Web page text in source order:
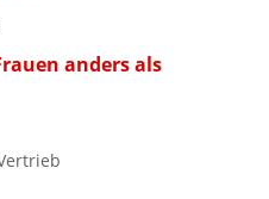
anders als